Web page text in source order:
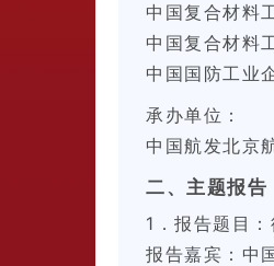
中国复合材料
中国复合材料
中国国防工业
承办单位：
中国航发北京
二、主题报告
1．报告题目：
报告嘉宾：中